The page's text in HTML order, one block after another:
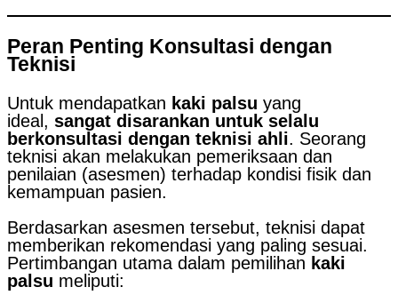
Peran Penting Konsultasi dengan
Teknisi
Untuk mendapatkan kaki palsu yang
ideal, sangat disarankan untuk selalu
berkonsultasi dengan teknisi ahli. Seorang
teknisi akan melakukan pemeriksaan dan
penilaian (asesmen) terhadap kondisi fisik dan
kemampuan pasien.
Berdasarkan asesmen tersebut, teknisi dapat
memberikan rekomendasi yang paling sesuai.
Pertimbangan utama dalam pemilihan kaki
palsu meliputi: